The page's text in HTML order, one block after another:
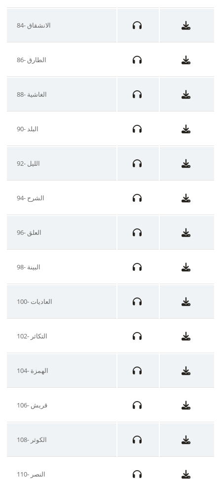
84- الانشقاق
86- الطارق
88- الغاشية
90- البلد
92- الليل
94- الشرح
96- العلق
98- البينة
100- العاديات
102- التكاثر
104- الهمزة
106- قريش
108- الكوثر
110- النصر